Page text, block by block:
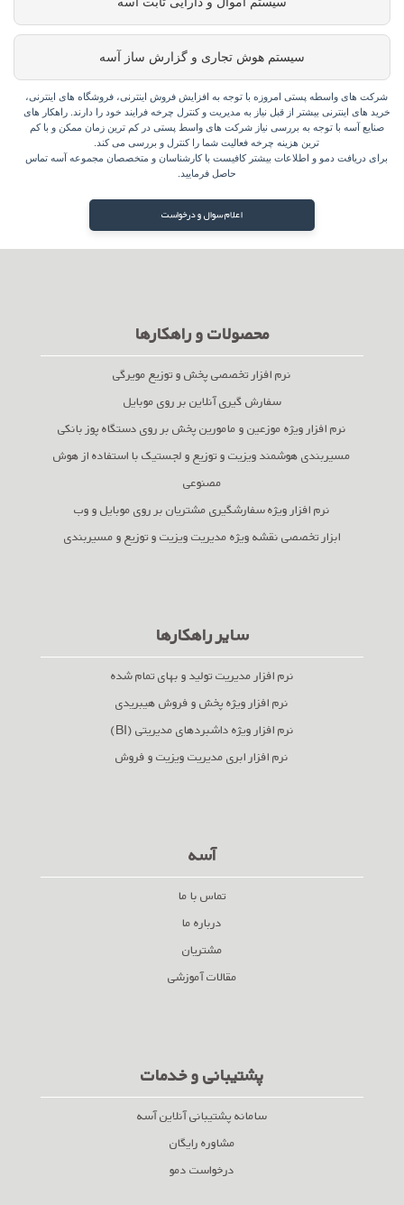
سیستم هوش تجاری و گزارش ساز آسه
شرکت های واسطه پستی امروزه با توجه به افزایش فروش اینترنی، فروشگاه های اینترنی،
خرید های اینترنی بیشتر از قبل نیاز به مدیریت و کنترل چرخه فرایند خود را دارند. راهکار های
صنایع آسه با توجه به بررسی نیاز شرکت های واسط پستی در کم ترین زمان ممکن و با کم
ترین هزینه چرخه فعالیت شما را کنترل و بررسی می کند.
برای دریافت دمو و اطلاعات بیشتر کافیست با کارشناسان و متخصصان مجموعه آسه تماس
حاصل فرمایید.
اعلام سوال و درخواست
محصولات و راهکارها
نرم افزار تخصصی پخش و توزیع مویرگی
سفارش گیری آنلاین بر روی موبایل
نرم افزار ویژه موزعین و مامورین پخش بر روی دستگاه پوز بانکی
مسیربندی هوشمند ویزیت و توزیع و لجستیک با استفاده از هوش
مصنوعی
نرم افزار ویژه سفارشگیری مشتریان بر روی موبایل و وب
ابزار تخصصی نقشه ویژه مدیریت ویزیت و توزیع و مسیربندی
سایر راهکارها
نرم افزار مدیریت تولید و بهای تمام شده
نرم افزار ویژه پخش و فروش هیبریدی
نرم افزار ویژه داشبردهای مدیریتی (BI)
نرم افزار ابری مدیریت ویزیت و فروش
آسه
تماس با ما
درباره ما
مشتریان
مقالات آموزشی
پشتیبانی و خدمات
سامانه پشتیبانی آنلاین آسه
مشاوره رایگان
درخواست دمو